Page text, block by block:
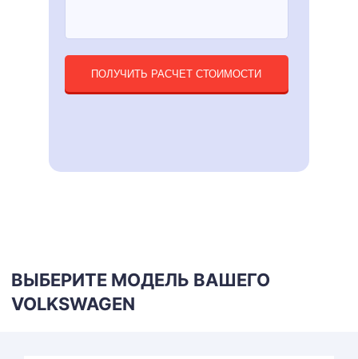
ПОЛУЧИТЬ РАСЧЕТ СТОИМОСТИ
ВЫБЕРИТЕ МОДЕЛЬ ВАШЕГО
VOLKSWAGEN